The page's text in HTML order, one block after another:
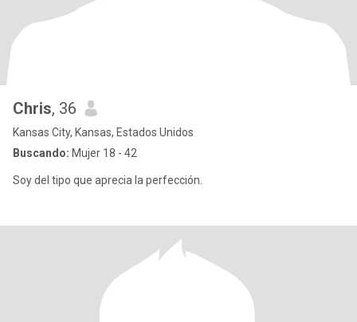
Chris, 36
Kansas City, Kansas, Estados Unidos
Buscando: Mujer 18 - 42
Soy del tipo que aprecia la perfección.